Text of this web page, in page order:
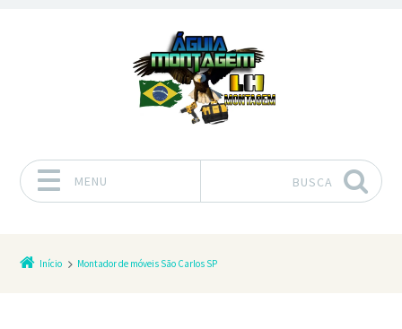
MENU BUSCA
Início Montador de móveis São Carlos SP